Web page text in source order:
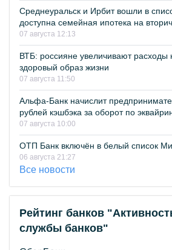
Среднеуральск и Ирбит вошли в
доступна семейная ипотека на
07 августа 12:13
ВТБ: россияне увеличивают расходы
здоровый образ жизни
07 августа 11:50
Альфа-Банк начислит
рублей кэшбэка за оборот по
07 августа 10:00
ОТП Банк включён в белый список
06 августа 21:27
Все новости
Рейтинг банков
службы банков"